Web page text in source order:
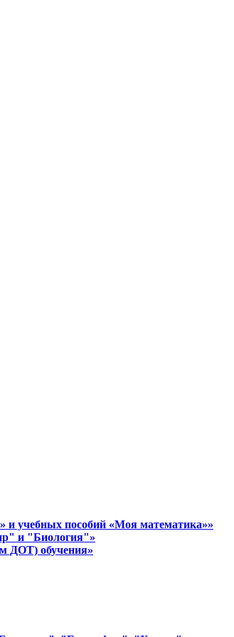
и учебных пособий «Моя математика»»
и "Биология"»
ДОТ) обучения»